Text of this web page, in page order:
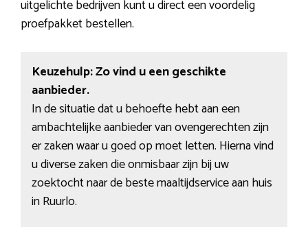
uitgelichte bedrijven kunt u direct een voordelig
proefpakket bestellen.
Keuzehulp: Zo vind u een geschikte
aanbieder.
In de situatie dat u behoefte hebt aan een
ambachtelijke aanbieder van ovengerechten zijn
er zaken waar u goed op moet letten. Hierna vind
u diverse zaken die onmisbaar zijn bij uw
zoektocht naar de beste maaltijdservice aan huis
in Ruurlo.